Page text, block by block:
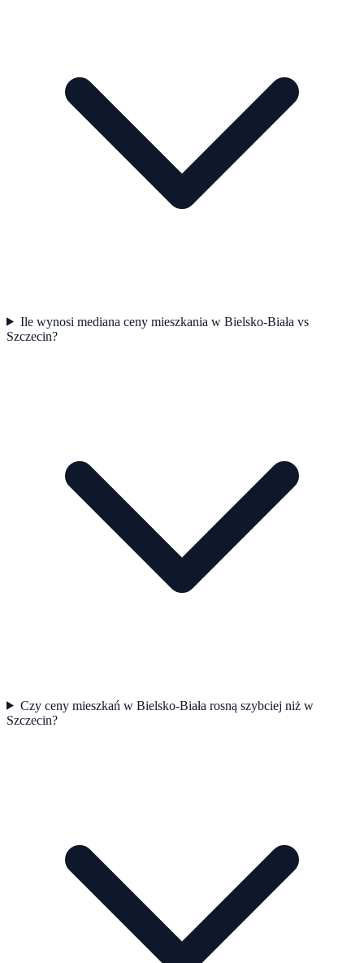
Ile wynosi mediana ceny mieszkania w Bielsko-Biała vs
Szczecin?
Czy ceny mieszkań w Bielsko-Biała rosną szybciej niż w
Szczecin?